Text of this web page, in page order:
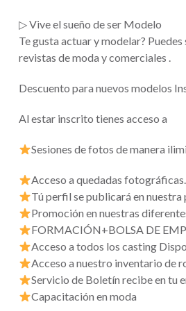
▷ Vive el sueño de ser Modelo
Te gusta actuar y modelar?
revistas de moda y comerciales .
Descuento para nuevos modelos
Al estar inscrito tienes acceso a
Sesiones de fotos de manera
Acceso a quedadas fotográficas.
Tú perfil se publicará en nuestra
Promoción en nuestras
FORMACIÓN+BOLSA DE
Acceso a todos los casting
Acceso a nuestro inventario de
Servicio de Boletín recibe en tu
Capacitación en moda